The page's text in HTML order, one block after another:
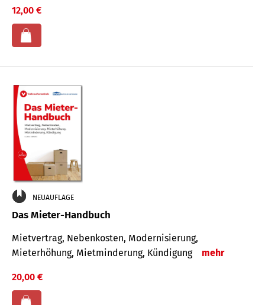
12,00 €
NEUAUFLAGE
Das Mieter-Handbuch
Mietvertrag, Nebenkosten, Modernisierung,
Mieterhöhung, Mietminderung, Kündigung
mehr
20,00 €